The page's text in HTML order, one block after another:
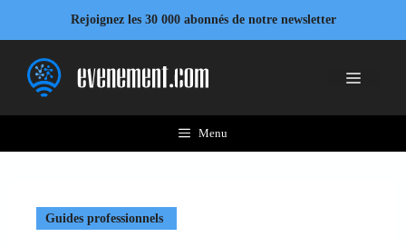
contenu
Rejoignez les 30 000 abonnés de notre newsletter
Menu
Menu
Guides professionnels